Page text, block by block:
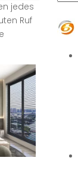
jedes
Ruf